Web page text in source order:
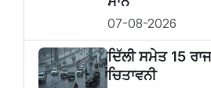
07-08-2026
ਦਿੱਲੀ ਸਮੇਤ 15
ਚਿਤਾਵਨੀ